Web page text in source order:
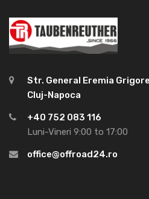
Str. General Eremia
Cluj-Napoca
+40 752 083 116
Luni-Vineri 9:00 to 17:00
office@offroad24.ro